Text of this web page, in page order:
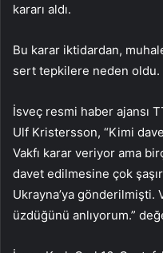
kararı aldı.
Bu karar iktidardan,
sert tepkilere neden oldu.
İsveç resmi haber ajansı
Ulf Kristersson, “Kimi
Vakfı karar veriyor ama
davet edilmesine çok
Ukrayna’ya gönderilmişti.
üzdüğünü anlıyorum.”